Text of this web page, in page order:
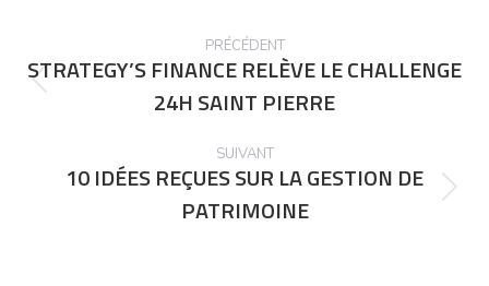
NAVIGATION
PRÉCÉDENT
Précédent
post:
STRATEGY’S FINANCE RELÈVE LE CHALLENGE
24H SAINT PIERRE
SUIVANT
Suivant
post:
10 IDÉES REÇUES SUR LA GESTION DE
PATRIMOINE